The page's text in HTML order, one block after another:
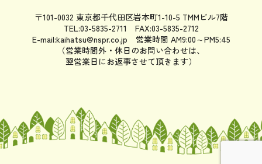
〒101-0032 東京都千代田区岩本町1-10-5 TMMビル7階
TEL:03-5835-2711 FAX:03-5835-2712
E-mail:kaihatsu@nspr.co.jp 営業時間 AM9:00～PM5:45
（営業時間外・休日のお問い合わせは、
翌営業日にお返事させて頂きます）